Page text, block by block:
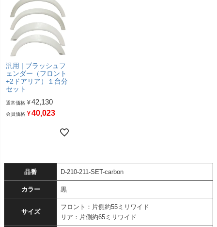
汎用 | ブラッシュフ
ェンダー（フロント
+2ドアリア）１台分
セット
通常価格 ¥42,130
会員価格 ¥40,023
品番 D-210-211-SET-carbon
カラー 黒
サイズ
フロント：片側約55ミリワイド
リア：片側約65ミリワイド